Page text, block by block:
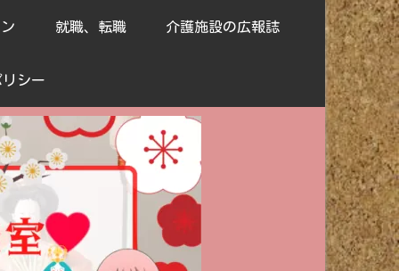
就職、転職 介護施設の広報誌
シー